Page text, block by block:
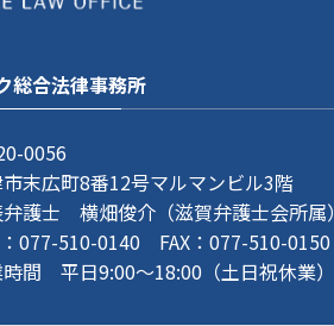
総合法律事務所
0056
末広町8番12号マルマンビル3階
護士 横畑俊介（滋賀弁護士会所属）
077-510-0140 FAX：077-510-0150
間 平日9:00～18:00（土日祝休業）